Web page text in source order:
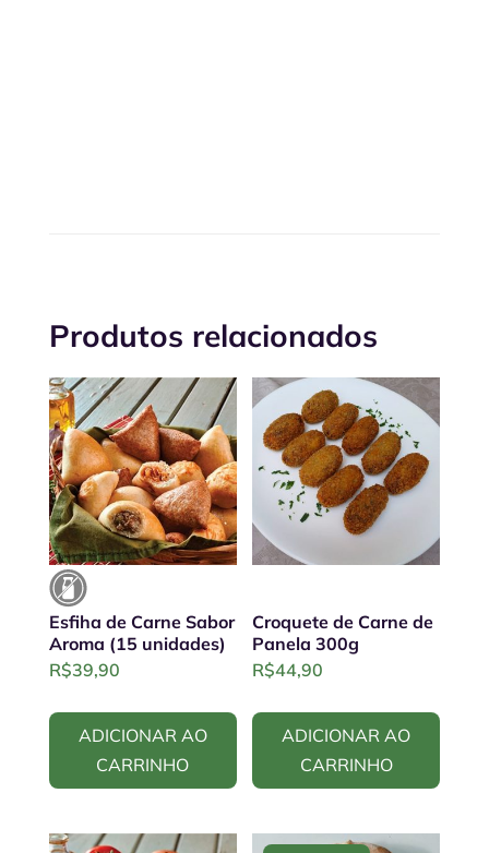
Produtos relacionados
Esfiha de Carne Sabor
Aroma (15 unidades)
R$39,90
ADICIONAR AO
CARRINHO
Croquete de Carne de
Panela 300g
R$44,90
ADICIONAR AO
CARRINHO